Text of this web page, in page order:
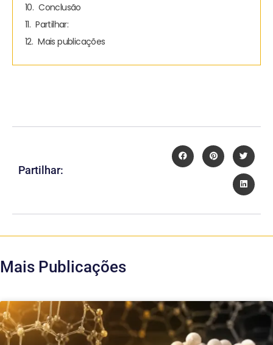
Conclusão
Partilhar:
Mais publicações
Partilhar:
Mais Publicações